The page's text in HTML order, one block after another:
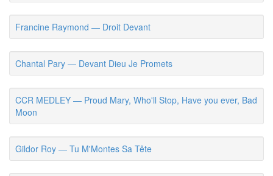
Francine Raymond — Droit Devant
Chantal Pary — Devant Dieu Je Promets
CCR MEDLEY — Proud Mary, Who'll Stop, Have you ever, Bad
Moon
Gildor Roy — Tu M'Montes Sa Tête